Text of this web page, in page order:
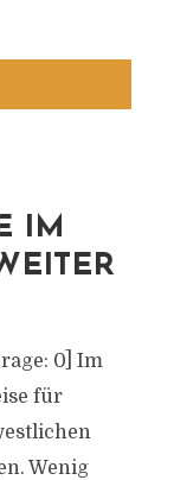
IM
0] Im
für
Wenig